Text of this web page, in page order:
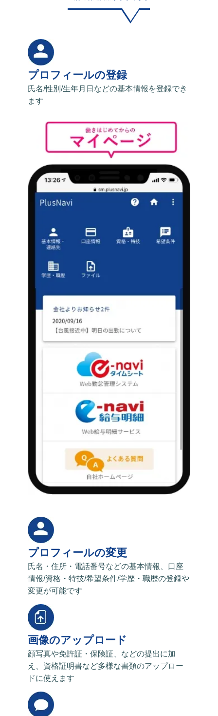
プロフィールの登録
氏名/性別/生年月日などの基本情報を登録でき
ます
プロフィールの変更
氏名・住所・電話番号などの基本情報、口座
情報/資格・特技/希望条件/学歴・職歴の登録や
変更が可能です
画像のアップロード
顔写真や免許証・保険証、などの提出に加
え、資格証明書など多様な書類のアップロー
ドに使えます